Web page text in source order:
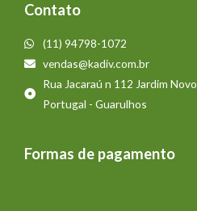
Contato
(11) 94798-1072
vendas@kadiv.com.br
Rua Jacaraú n 112 Jardim Novo
Portugal - Guarulhos
Formas de pagamento